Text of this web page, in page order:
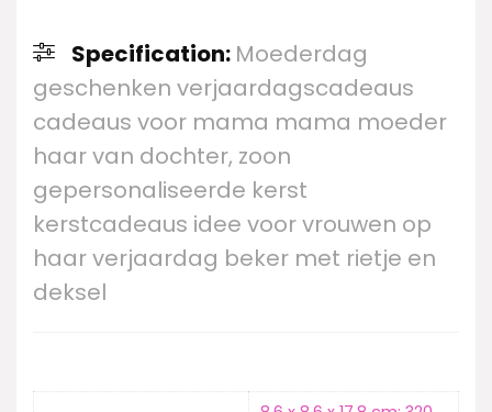
Specification: Moederdag
geschenken verjaardagscadeaus
cadeaus voor mama mama moeder
haar van dochter, zoon
gepersonaliseerde kerst
kerstcadeaus idee voor vrouwen op
haar verjaardag beker met rietje en
deksel